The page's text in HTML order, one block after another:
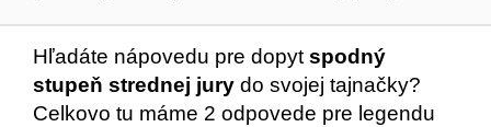
Hľadáte nápovedu pre dopyt spodný
stupeň strednej jury do svojej tajnačky?
Celkovo tu máme 2 odpovede pre legendu